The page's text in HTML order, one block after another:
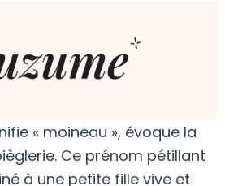
« moineau », évoque la
Ce prénom pétillant
à une petite fille vive et